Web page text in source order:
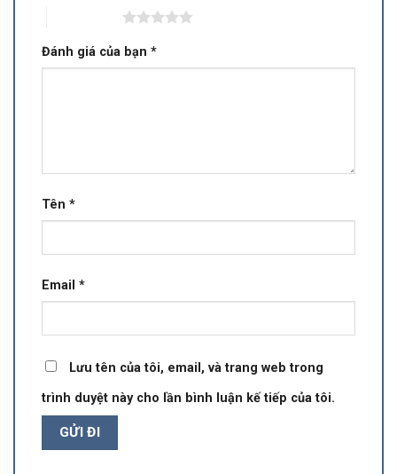
Đánh giá của bạn *
Tên *
Email *
Lưu tên của tôi, email, và trang web trong
trình duyệt này cho lần bình luận kế tiếp của tôi.